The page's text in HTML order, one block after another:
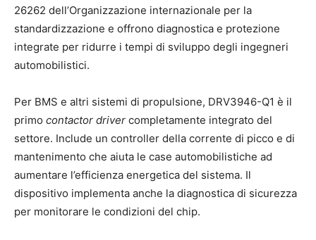
26262 dell’Organizzazione internazionale per la
standardizzazione e offrono diagnostica e protezione
integrate per ridurre i tempi di sviluppo degli ingegneri
automobilistici.
Per BMS e altri sistemi di propulsione, DRV3946-Q1 è il
primo contactor driver completamente integrato del
settore. Include un controller della corrente di picco e di
mantenimento che aiuta le case automobilistiche ad
aumentare l’efficienza energetica del sistema. Il
dispositivo implementa anche la diagnostica di sicurezza
per monitorare le condizioni del chip.